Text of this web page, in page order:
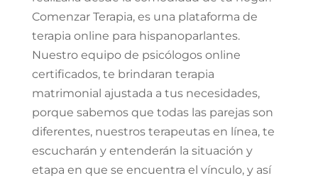
Comenzar Terapia, es una plataforma de
terapia online para hispanoparlantes.
Nuestro equipo de psicólogos online
certificados, te brindaran terapia
matrimonial ajustada a tus necesidades,
porque sabemos que todas las parejas son
diferentes, nuestros terapeutas en línea, te
escucharán y entenderán la situación y
etapa en que se encuentra el vínculo, y así